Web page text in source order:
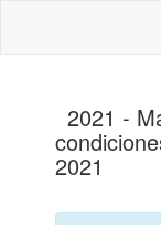
2021 -
2021